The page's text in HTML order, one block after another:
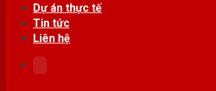
Dự án thực tế
Tin tức
Liên hệ